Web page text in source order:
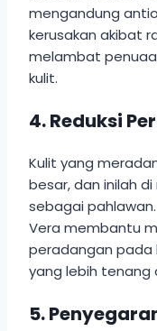
mengandung
kerusakan akibat
melambat
kulit.
4.Reduksi
Kulit yang
besar, dan inilah
sebagai
Vera membantu
peradangan pada
yang lebih tenang
5.